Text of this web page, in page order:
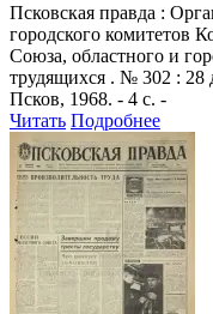
Псковская правда :
городского комитетов
Союза, областного и
трудящихся . № 302 : 28
Псков, 1968. - 4 с. -
Читать Подробнее